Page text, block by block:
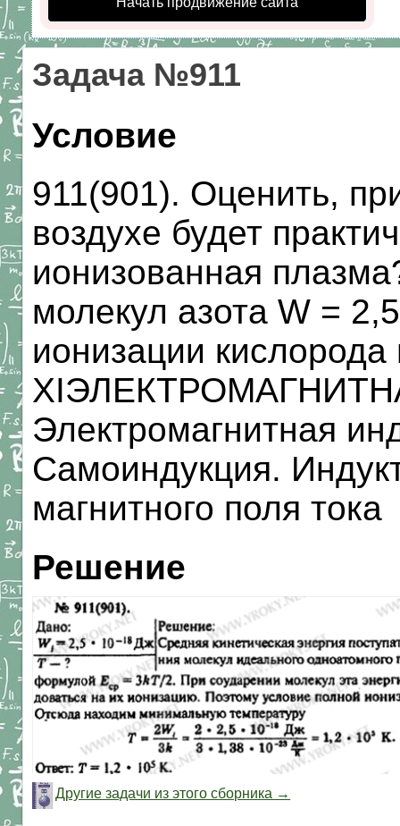
Задача №911
Условие
911(901). Оценить,
воздухе будет
ионизованная
молекул азота W =
ионизации
Электромагнитная
Самоиндукция.
магнитного поля тока
Решение
Другие задачи из этого сборника →